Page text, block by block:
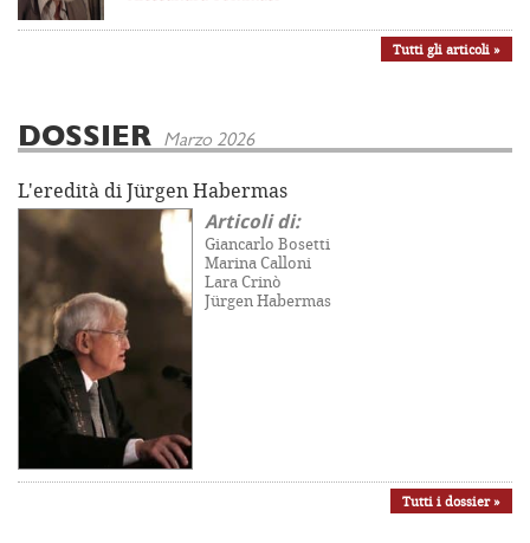
Tutti gli articoli »
DOSSIER Marzo 2026
L'eredità di Jürgen Habermas
Articoli di:
Giancarlo Bosetti
Marina Calloni
Lara Crinò
Jürgen Habermas
Tutti i dossier »